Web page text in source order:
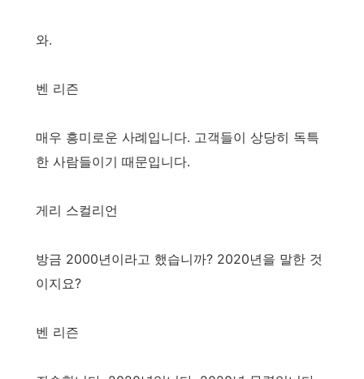
와.
벤 리즌
매우 흥미로운 사례입니다. 고객들이 상당히 독특
한 사람들이기 때문입니다.
게리 스컬리언
방금 2000년이라고 했습니까? 2020년을 말한 것
이지요?
벤 리즌